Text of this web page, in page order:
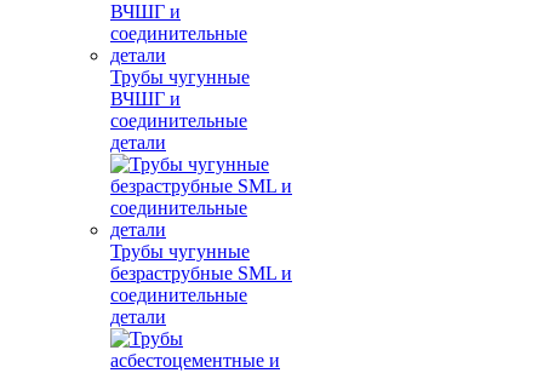
Трубы чугунные
ВЧШГ и
соединительные
детали
Трубы чугунные
безраструбные SML и
соединительные
детали